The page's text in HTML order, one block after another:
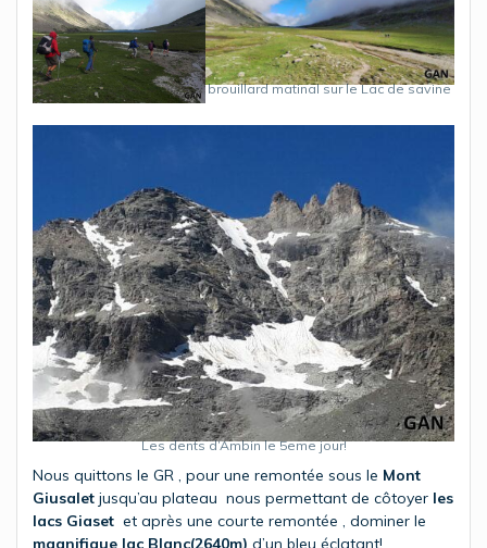
brouillard matinal sur le Lac de savine
Les dents d’Ambin le 5eme jour!
Nous quittons le GR , pour une remontée sous le Mont
Giusalet jusqu’au plateau nous permettant de côtoyer les
lacs Giaset et après une courte remontée , dominer le
magnifique lac Blanc(2640m) d’un bleu éclatant!